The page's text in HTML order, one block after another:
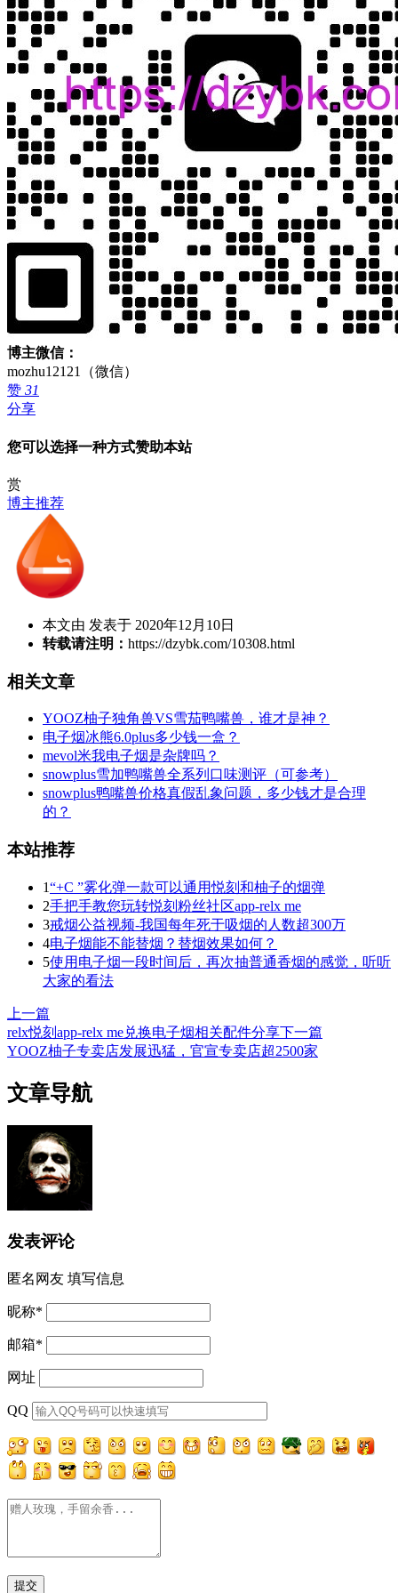
博主微信：
mozhu12121（微信）
赞 31
分享
您可以选择一种方式赞助本站
赏
博主推荐
本文由 发表于 2020年12月10日
转载请注明： https://dzybk.com/10308.html
相关文章
YOOZ柚子独角兽VS雪茄鸭嘴兽，谁才是神？
电子烟冰熊6.0plus多少钱一盒？
mevol米我电子烟是杂牌吗？
snowplus雪加鸭嘴兽全系列口味测评（可参考）
snowplus鸭嘴兽价格真假乱象问题，多少钱才是合理
的？
本站推荐
1“+C ”雾化弹一款可以通用悦刻和柚子的烟弹
2手把手教您玩转悦刻粉丝社区app-relx me
3戒烟公益视频-我国每年死于吸烟的人数超300万
4电子烟能不能替烟？替烟效果如何？
5使用电子烟一段时间后，再次抽普通香烟的感觉，听听
大家的看法
上一篇
relx悦刻app-relx me兑换电子烟相关配件分享下一篇
YOOZ柚子专卖店发展迅猛，官宣专卖店超2500家
文章导航
发表评论
匿名网友 填写信息
昵称*
邮箱*
网址
QQ